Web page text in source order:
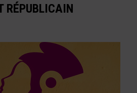
RÉPUBLICAIN